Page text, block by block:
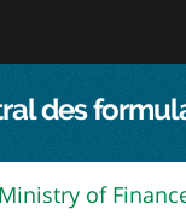
des
Ministry of